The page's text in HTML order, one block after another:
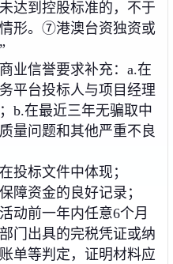
达到控股标准的，不于
形。⑦港澳台资独资或
业信誉要求补充：a.在
平台投标人与项目经理
b.在最近三年无骗取中
量问题和其他严重不良
投标文件中体现；
障资金的良好记录；
动前一年内任意6个月
门出具的完税凭证或纳
单等判定，证明材料应